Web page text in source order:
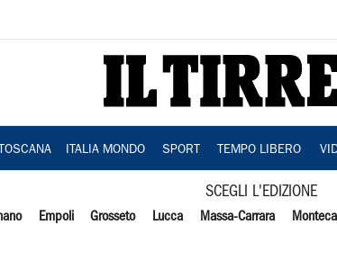
TOSCANA ITALIA MONDO SPORT TEMPO LIBERO
SCEGLI L'EDIZIONE
Empoli Grosseto Lucca Massa-Carrara